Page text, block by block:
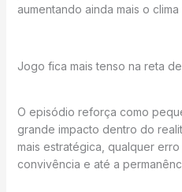
aumentando ainda mais o
Jogo fica mais tenso na reta
O episódio reforça como
grande impacto dentro do
mais estratégica, qualquer
convivência e até a